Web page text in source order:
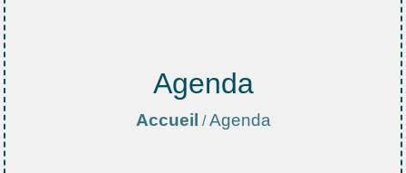
Agenda
Accueil /Agenda